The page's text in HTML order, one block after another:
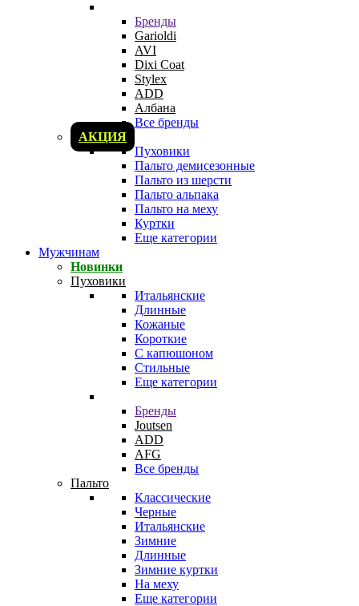
Бренды
Garioldi
AVI
Dixi Coat
Stylex
ADD
Албана
Все бренды
АКЦИЯ
Пуховики
Пальто демисезонные
Пальто из шерсти
Пальто альпака
Пальто на меху
Куртки
Еще категории
Мужчинам
Новинки
Пуховики
Итальянские
Длинные
Кожаные
Короткие
С капюшоном
Стильные
Еще категории
Бренды
Joutsen
ADD
AFG
Все бренды
Пальто
Классические
Черные
Итальянские
Зимние
Длинные
Зимние куртки
На меху
Еще категории